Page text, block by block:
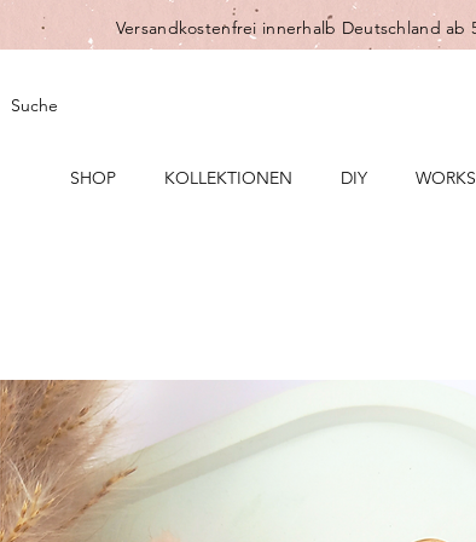
Versandkostenfrei innerhalb Deutschland ab
SHOP KOLLEKTIONEN DIY